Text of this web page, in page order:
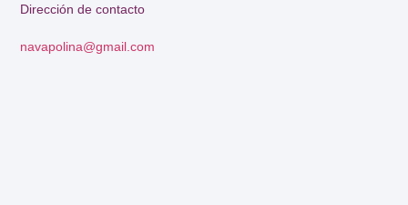
Dirección de contacto
navapolina@gmail.com